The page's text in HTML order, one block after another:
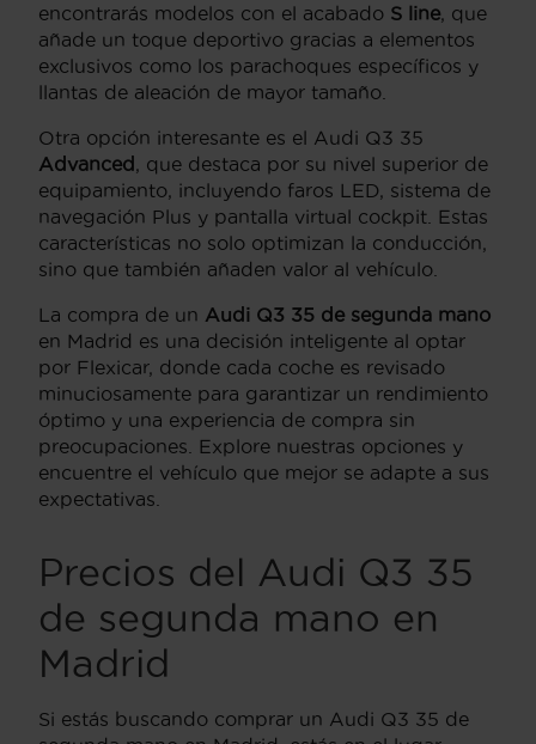
encontrarás modelos con el acabado S line , que
añade un toque deportivo gracias a elementos
exclusivos como los parachoques específicos y
llantas de aleación de mayor tamaño.
Otra opción interesante es el Audi Q3 35
Advanced
, que destaca por su nivel superior de
equipamiento, incluyendo faros LED, sistema de
navegación Plus y pantalla virtual cockpit. Estas
características no solo optimizan la conducción,
sino que también añaden valor al vehículo.
La compra de un Audi Q3 35 de segunda mano
en Madrid es una decisión inteligente al optar
por Flexicar, donde cada coche es revisado
minuciosamente para garantizar un rendimiento
óptimo y una experiencia de compra sin
preocupaciones. Explore nuestras opciones y
encuentre el vehículo que mejor se adapte a sus
expectativas.
Precios del Audi Q3 35
de segunda mano en
Madrid
Si estás buscando comprar un Audi Q3 35 de